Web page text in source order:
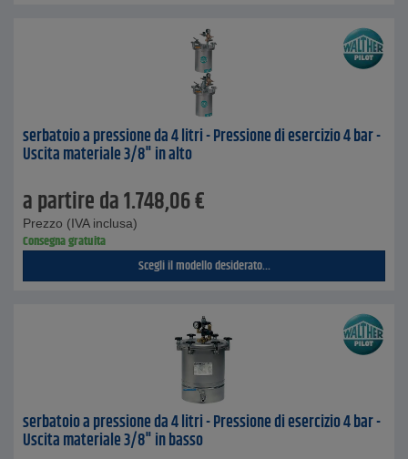
serbatoio a pressione da 4 litri - Pressione di esercizio 4 bar -
Uscita materiale 3/8" in alto
a partire da1.748,06€
Prezzo (IVA inclusa)
Consegna gratuita
Scegli il modello desiderato...
serbatoio a pressione da 4 litri - Pressione di esercizio 4 bar -
Uscita materiale 3/8" in basso